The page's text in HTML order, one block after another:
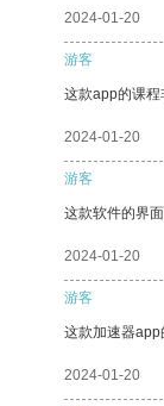
2024-01-20
游客
这款app的课程
2024-01-20
游客
这款软件的界
2024-01-20
游客
这款加速器app
2024-01-20